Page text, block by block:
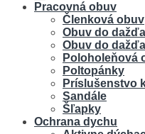
Pracovná obuv
Členková obuv
Obuv do
Obuv do
Poloholeňová
Poltopánky
Príslušenstvo
Sandále
Šľapky
Ochrana dychu